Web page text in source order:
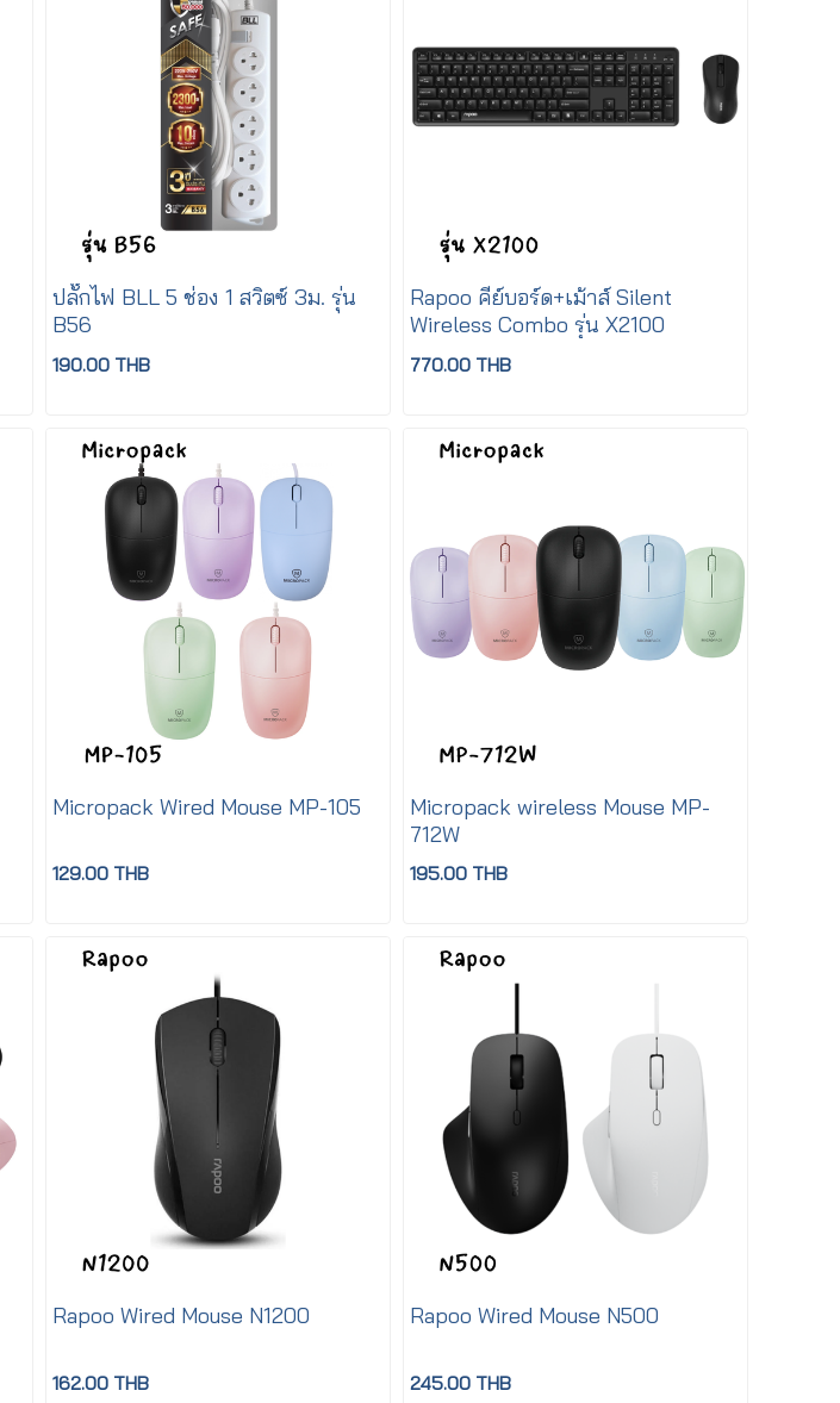
ปลั๊กไฟ BLL 5 ช่อง 1 สวิตซ์ 3ม. รุ่น
B56
190.00 THB
Rapoo คีย์บอร์ด+เม้าส์ Silent
Wireless Combo รุ่น X2100
770.00 THB
Micropack Wired Mouse MP-105
129.00 THB
Micropack wireless Mouse MP-
712W
195.00 THB
Rapoo Wired Mouse N1200
162.00 THB
Rapoo Wired Mouse N500
245.00 THB